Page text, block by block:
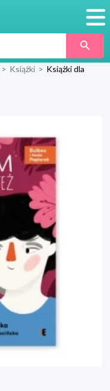
> Książki > Książki dla